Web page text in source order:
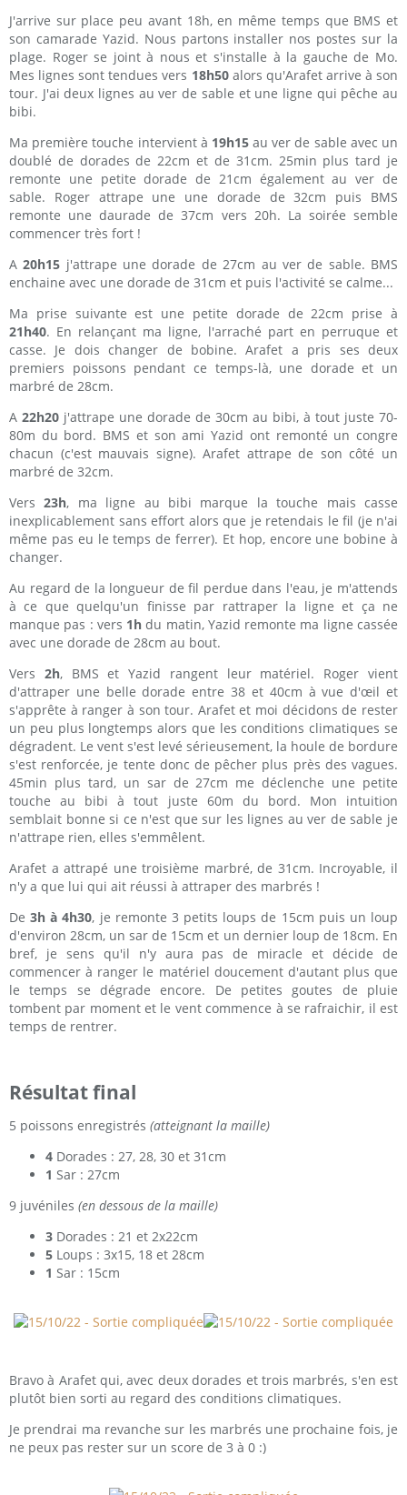
J'arrive sur place peu avant 18h, en même temps que BMS et
son camarade Yazid. Nous partons installer nos postes sur la
plage. Roger se joint à nous et s'installe à la gauche de Mo.
Mes lignes sont tendues vers 18h50alors qu'Arafet arrive à son
tour. J'ai deux lignes au ver de sable et une ligne qui pêche au
bibi.
Ma première touche intervient à 19h15au ver de sable avec un
doublé de dorades de 22cm et de 31cm. 25min plus tard je
remonte une petite dorade de 21cm également au ver de
sable. Roger attrape une une dorade de 32cm puis BMS
remonte une daurade de 37cm vers 20h. La soirée semble
commencer très fort !
A20h15 j'attrape une dorade de 27cm au ver de sable. BMS
enchaine avec une dorade de 31cm et puis l'activité se calme...
Ma prise suivante est une petite dorade de 22cm prise à
21h40. En relançant ma ligne, l'arraché part en perruque et
casse. Je dois changer de bobine. Arafet a pris ses deux
premiers poissons pendant ce temps-là, une dorade et un
marbré de 28cm.
A 22h20 j'attrape une dorade de 30cm au bibi, à tout juste 70-
80m du bord. BMS et son ami Yazid ont remonté un congre
chacun (c'est mauvais signe). Arafet attrape de son côté un
marbré de 32cm.
Vers23h, ma ligne au bibi marque la touche mais casse
inexplicablement sans effort alors que je retendais le fil (je n'ai
même pas eu le temps de ferrer). Et hop, encore une bobine à
changer.
Au regard de la longueur de fil perdue dans l'eau, je m'attends
à ce que quelqu'un finisse par rattraper la ligne et ça ne
manque pas : vers 1h du matin, Yazid remonte ma ligne cassée
avec une dorade de 28cm au bout.
Vers 2h, BMS et Yazid rangent leur matériel. Roger vient
d'attraper une belle dorade entre 38 et 40cm à vue d'œil et
s'apprête à ranger à son tour. Arafet et moi décidons de rester
un peu plus longtemps alors que les conditions climatiques se
dégradent. Le vent s'est levé sérieusement, la houle de bordure
s'est renforcée, je tente donc de pêcher plus près des vagues.
45min plus tard, un sar de 27cm me déclenche une petite
touche au bibi à tout juste 60m du bord. Mon intuition
semblait bonne si ce n'est que sur les lignes au ver de sable je
n'attrape rien, elles s'emmêlent.
Arafet a attrapé une troisième marbré, de 31cm. Incroyable, il
n'y a que lui qui ait réussi à attraper des marbrés !
De3h à 4h30, je remonte 3 petits loups de 15cm puis un loup
d'environ 28cm, un sar de 15cm et un dernier loup de 18cm. En
bref, je sens qu'il n'y aura pas de miracle et décide de
commencer à ranger le matériel doucement d'autant plus que
le temps se dégrade encore. De petites goutes de pluie
tombent par moment et le vent commence à se rafraichir, il est
temps de rentrer.
Résultat final
5 poissons enregistrés (atteignant la maille)
4 Dorades : 27, 28, 30 et 31cm
1 Sar : 27cm
9 juvéniles (en dessous de la maille)
3 Dorades : 21 et 2x22cm
5 Loups : 3x15, 18 et 28cm
1 Sar : 15cm
Bravo à Arafet qui, avec deux dorades et trois marbrés, s'en est
plutôt bien sorti au regard des conditions climatiques.
Je prendrai ma revanche sur les marbrés une prochaine fois, je
ne peux pas rester sur un score de 3 à 0 :)